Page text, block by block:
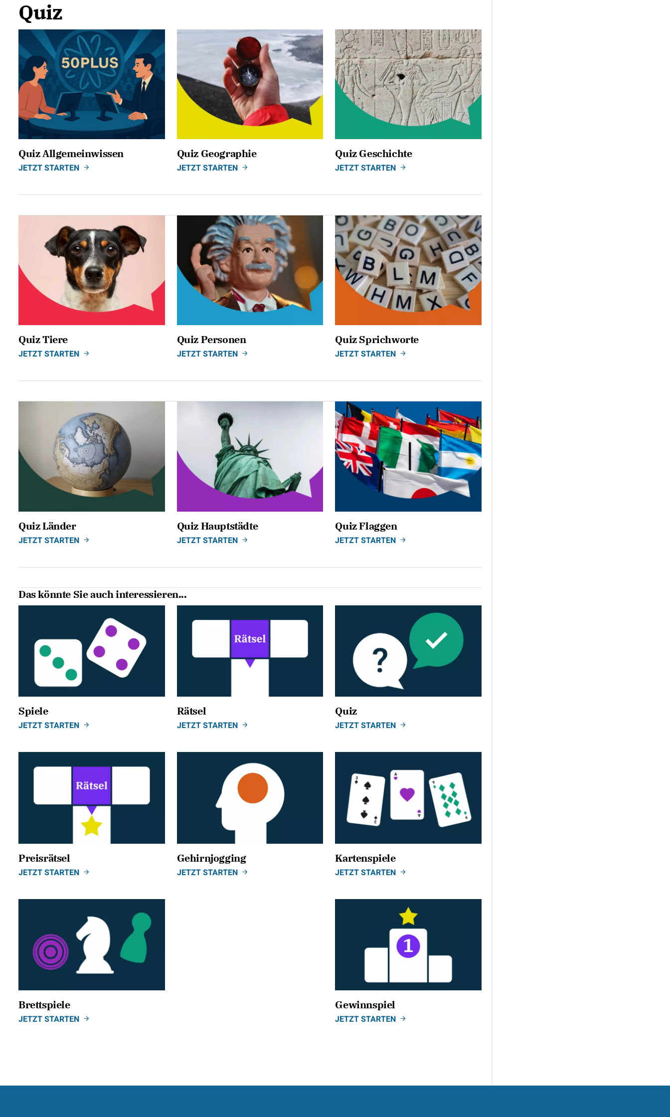
Quiz
Quiz Allgemeinwissen
JETZT STARTEN
Quiz Geographie
JETZT STARTEN
Quiz Geschichte
JETZT STARTEN
Quiz Tiere
JETZT STARTEN
Quiz Personen
JETZT STARTEN
Quiz Sprichworte
JETZT STARTEN
Quiz Länder
JETZT STARTEN
Quiz Hauptstädte
JETZT STARTEN
Quiz Flaggen
JETZT STARTEN
Das könnte Sie auch interessieren...
Spiele
JETZT STARTEN
Preisrätsel
JETZT STARTEN
Brettspiele
JETZT STARTEN
Rätsel
JETZT STARTEN
Gehirnjogging
JETZT STARTEN
Quiz
JETZT STARTEN
Kartenspiele
JETZT STARTEN
Gewinnspiel
JETZT STARTEN